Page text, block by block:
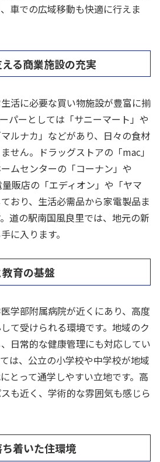
車での広域移動も快適に行えま
る商業施設の充実
活に必要な買い物施設が豊富に揃
パーとしては「サニーマート」や
マルナカ」などがあり、日々の食材
せん。ドラッグストアの「mac」
ムセンターの「コーナン」や
量販店の「エディオン」や「ヤマ
おり、生活必需品から家電製品ま
道の駅南国風良里では、地元の新
に入ります。
育の基盤
学部附属病院が近くにあり、高度
て受けられる環境です。地域のク
日常的な健康管理にも対応してい
は、公立の小学校や中学校が地域
とって通学しやすい立地です。高
も近く、学術的な雰囲気も感じら
着いた住環境